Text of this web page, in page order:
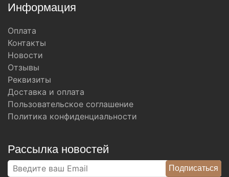
Информация
Оплата
Контакты
Новости
Отзывы
Реквизиты
Доставка и оплата
Пользовательское соглашение
Политика конфиденциальности
Рассылка новостей